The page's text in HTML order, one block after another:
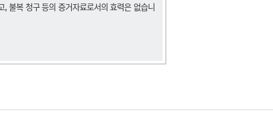
불복 청구 등의 증거자료로서의 효력은 없습니